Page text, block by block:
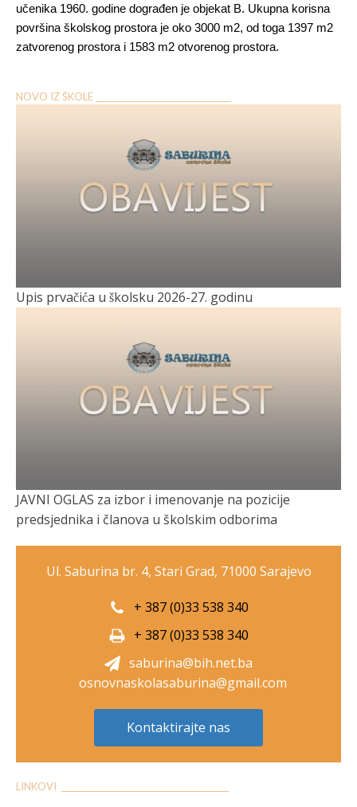
učenika 1960. godine dograđen je objekat B. Ukupna korisna
površina školskog prostora je oko 3000 m2, od toga 1397 m2
zatvorenog prostora i 1583 m2 otvorenog prostora.
NOVO IZ ŠKOLE __________________________________
Upis prvačića u školsku 2026-27. godinu
JAVNI OGLAS za izbor i imenovanje na pozicije
predsjednika i članova u školskim odborima
Ul. Saburina br. 4, Stari Grad, 71000 Sarajevo
+ 387 (0)33 538 340
+ 387 (0)33 538 340
saburina@bih.net.ba
osnovnaskolasaburina@gmail.com
Kontaktirajte nas
LINKOVI __________________________________________